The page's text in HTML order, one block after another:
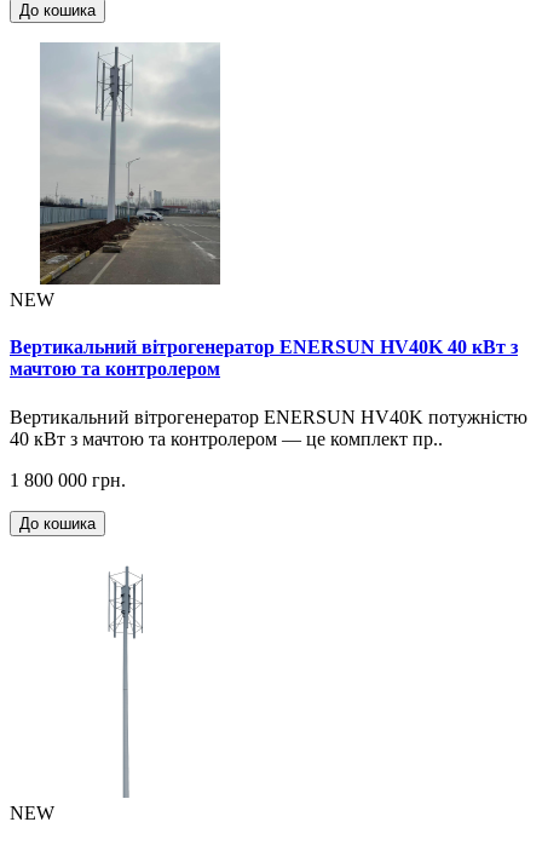
До кошика
NEW
Вертикальний вітрогенератор ENERSUN HV40K 40 кВт з
мачтою та контролером
Вертикальний вітрогенератор ENERSUN HV40K потужністю
40 кВт з мачтою та контролером — це комплект пр..
1 800 000 грн.
До кошика
NEW